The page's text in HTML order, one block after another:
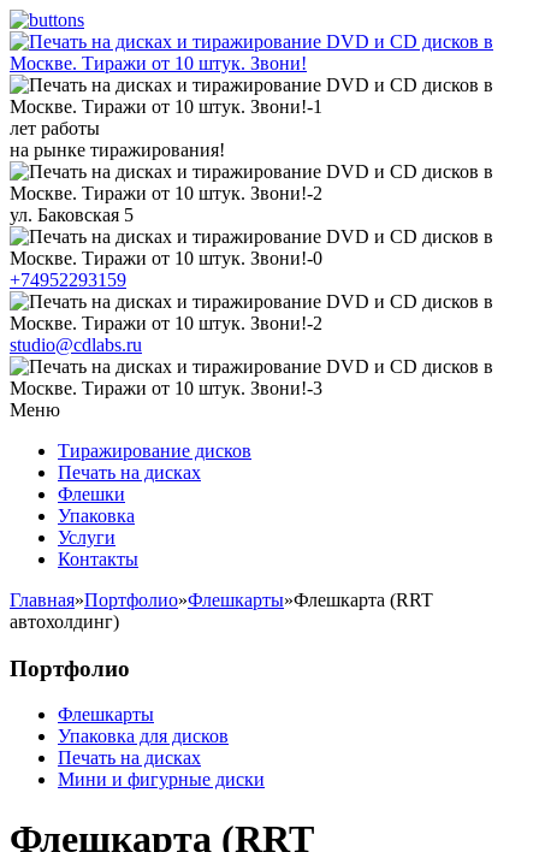
лет работы
на рынке тиражирования!
ул. Баковская 5
+74952293159
studio@cdlabs.ru
Меню
Тиражирование дисков
Печать на дисках
Флешки
Упаковка
Услуги
Контакты
Главная»Портфолио»Флешкарты»Флешкарта (RRT
автохолдинг)
Портфолио
Флешкарты
Упаковка для дисков
Печать на дисках
Мини и фигурные диски
Флешкарта (RRT